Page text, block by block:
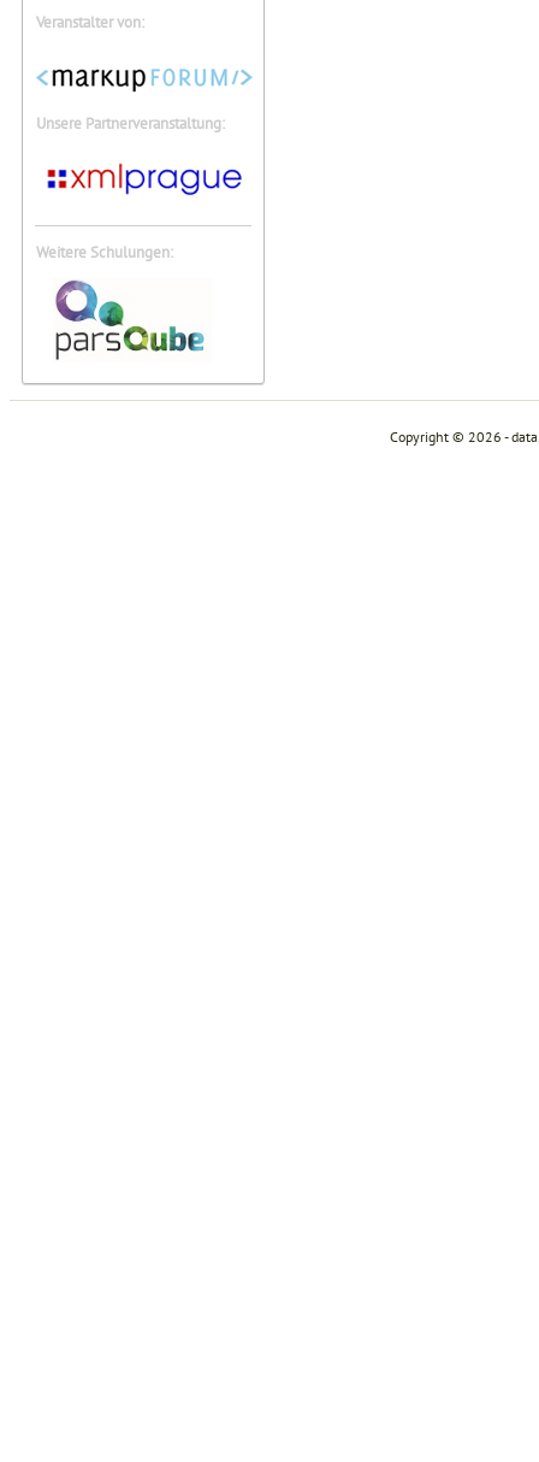
Veranstalter von:
Unsere Partnerveranstaltung:
Weitere Schulungen:
Copyright © 2026 -